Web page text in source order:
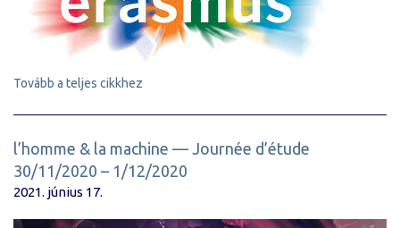
Tovább a teljes cikkhez
l’homme & la machine — Journée d’étude
30/11/2020 – 1/12/2020
2021. június 17.